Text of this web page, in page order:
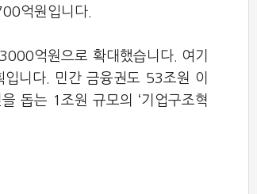
억원입니다.
억원으로 확대했습니다. 여기
니다. 민간 금융권도 53조원 이
돕는 1조원 규모의 ‘기업구조혁